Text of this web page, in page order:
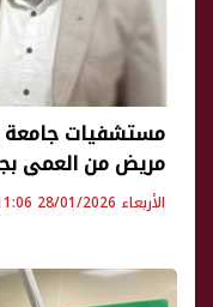
مستشفيات جامعة
مريض من العمى
الأربعاء 28/01/2026 11:06 ص